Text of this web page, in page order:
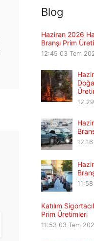
Blog
Haziran 2026
Branşı Prim
12:45 03 Tem
12:29
12:16
11:58
Katılım
Prim Üretimleri
11:53 03 Tem